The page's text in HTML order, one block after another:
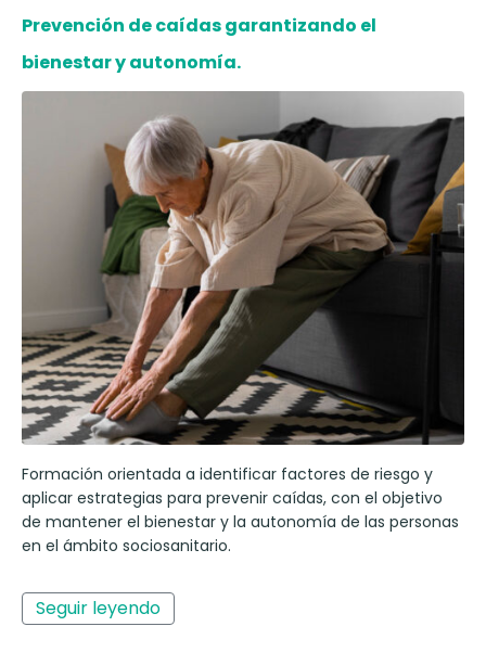
Prevención de caídas garantizando el
bienestar y autonomía.
Formación orientada a identificar factores de riesgo y
aplicar estrategias para prevenir caídas, con el objetivo
de mantener el bienestar y la autonomía de las personas
en el ámbito sociosanitario.
Seguir leyendo